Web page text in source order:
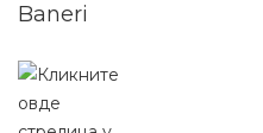
Baneri